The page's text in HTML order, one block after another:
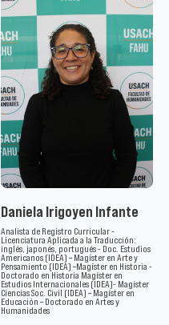
Daniela Irigoyen Infante
Analista de Registro Curricular -
Licenciatura Aplicada a la Traducción:
inglés, japonés, portugués - Doc. Estudios
Americanos (IDEA) – Magíster en Arte y
Pensamiento (IDEA) –Magíster en Historia -
Doctorado en Historia Magíster en
Estudios Internacionales (IDEA)- Magíster
Ciencias Soc. Civil (IDEA) – Magíster en
Educación – Doctorado en Artes y
Humanidades